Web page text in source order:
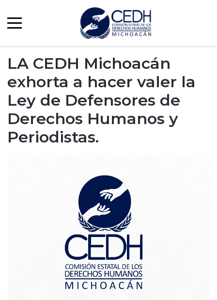
LA CEDH Michoacán
exhorta a hacer valer la
Ley de Defensores de
Derechos Humanos y
Periodistas.